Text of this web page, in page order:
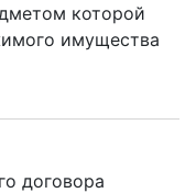
которой
имущества
договора